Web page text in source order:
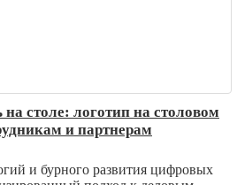
столе: логотип на столовом
и партнерам
и бурного развития цифровых